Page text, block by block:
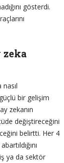
gösterdi.
zeka
bir gelişim
zekanın
değiştireceğini
belirtti. Her 4
iş ya da sektör